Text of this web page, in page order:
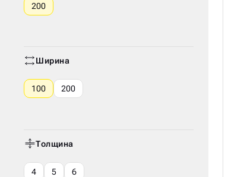
200
Ширина
100 200
Толщина
4 5 6